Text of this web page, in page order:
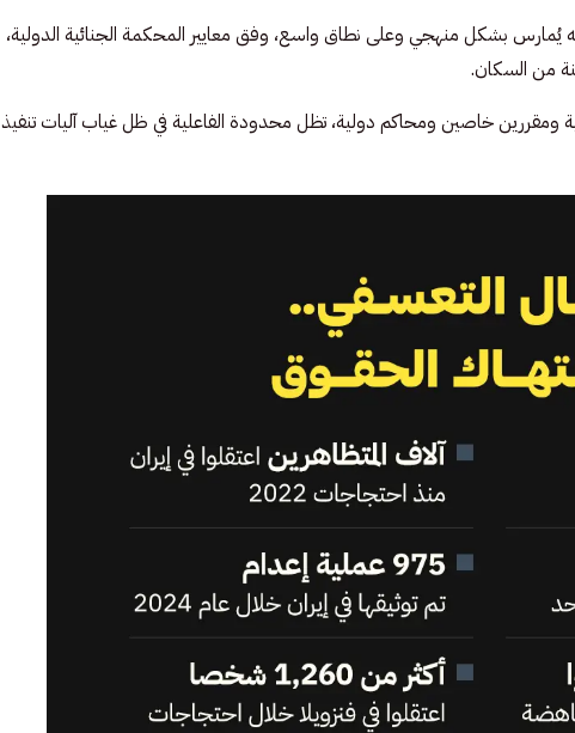
يُمارس بشكل منهجي وعلى نطاق واسع، وفق معايير المحكمة الجنائية الدولية،
من السكان.
ومقررين خاصين ومحاكم دولية، تظل محدودة الفاعلية في ظل غياب آليات تنفيذ